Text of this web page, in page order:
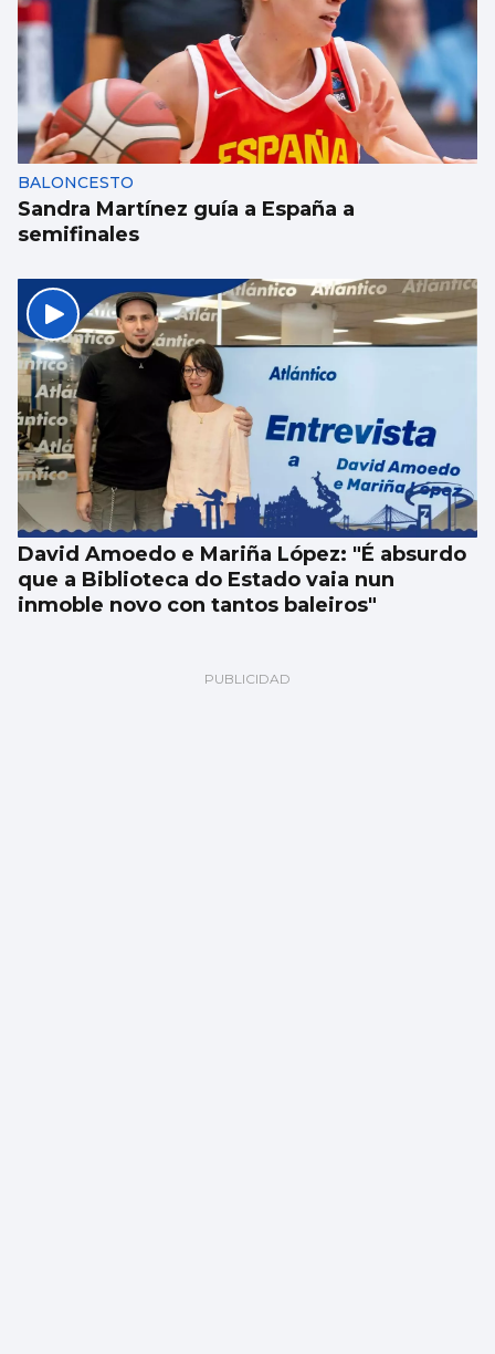
BALONCESTO
Sandra Martínez guía a España a
semifinales
David Amoedo e Mariña López: "É absurdo
que a Biblioteca do Estado vaia nun
inmoble novo con tantos baleiros"